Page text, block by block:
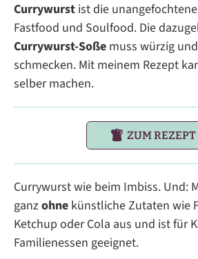
Currywurst ist die
Fastfood und Soulfood. Die
Currywurst-Soße muss würzig
schmecken. Mit meinem Rezept
selber machen.
ZUM REZEPT
Currywurst wie beim Imbiss. Und:
ganzohne künstliche Zutaten wie
Ketchup oder Cola aus und ist für
Familienessen geeignet.